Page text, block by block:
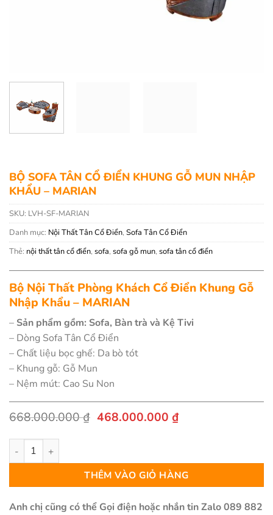
BỘ SOFA TÂN CỔ ĐIỂN KHUNG GỖ MUN NHẬP
KHẨU – MARIAN
SKU: LVH-SF-MARIAN
Danh mục: Nội Thất Tân Cổ Điển, Sofa Tân Cổ Điển
Thẻ: nội thất tân cổ điển, sofa, sofa gỗ mun, sofa tân cổ điển
Bộ Nội Thất Phòng Khách Cổ Điển Khung Gỗ
Nhập Khẩu – MARIAN
– Sản phẩm gồm: Sofa, Bàn trà và Kệ Tivi
– Dòng Sofa Tân Cổ Điển
– Chất liệu bọc ghế: Da bò tót
– Khung gỗ: Gỗ Mun
– Nệm mút: Cao Su Non
668.000.000₫ Giá
468.000.000 ₫Giá
468.000.000 ₫.
Bộ Sofa Tân Cổ Điển Khung Gỗ Mun Nhập Khẩu – MARIAN số
THÊM VÀO GIỎ HÀNG
Anh chị cũng có thể Gọi điện hoặc nhắn tin Zalo 089 882